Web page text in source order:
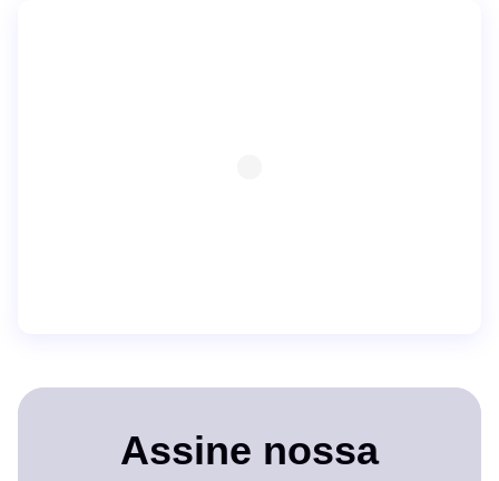
Assine nossa